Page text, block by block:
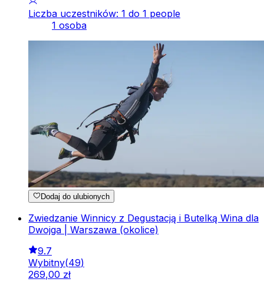
Liczba uczestników: 1 do 1 people
1 osoba
Dodaj do ulubionych
Zwiedzanie Winnicy z Degustacją i Butelką Wina dla
Dwojga | Warszawa (okolice)
9.7
Wybitny(49)
269,00 zł